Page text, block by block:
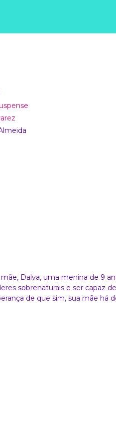
Dalva, uma menina de 9
sobrenaturais e ser capaz
de que sim, sua mãe há